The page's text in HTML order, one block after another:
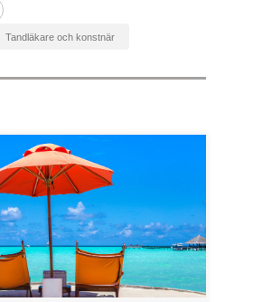
tandläkare och konstnär